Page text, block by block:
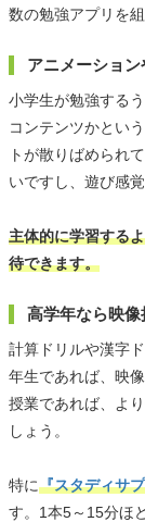
数の勉強アプリを
アニメーショ
小学生が勉強する
コンテンツかとい
トが散りばめられ
いですし、遊び感
主体的に学習する
待できます。
高学年なら映
計算ドリルや漢字
年生であれば、映
授業であれば、よ
しょう。
特に『スタディサ
す。1本5～15分ほ